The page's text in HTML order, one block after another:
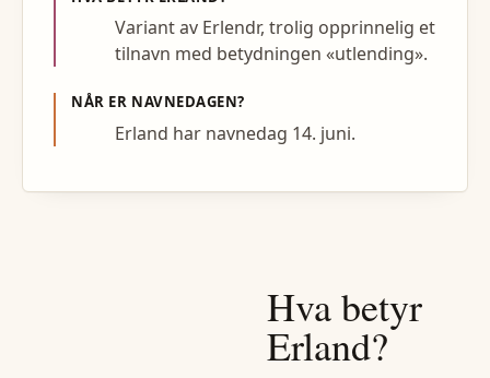
Variant av Erlendr, trolig opprinnelig et
tilnavn med betydningen «utlending».
NÅR ER NAVNEDAGEN?
Erland har navnedag 14. juni.
Hva betyr
Erland?